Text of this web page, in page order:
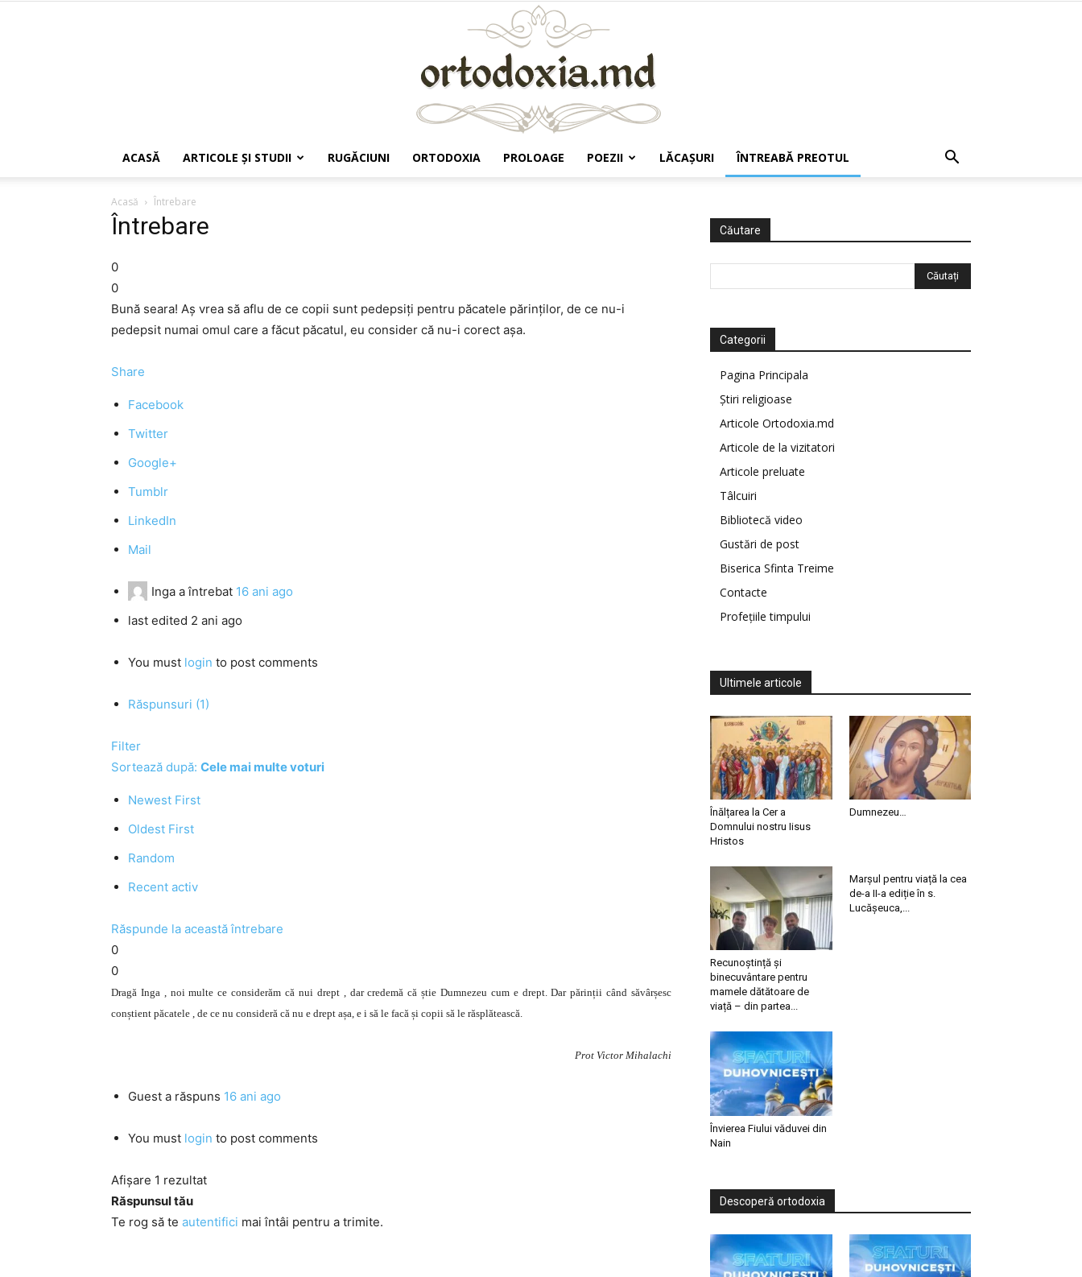
ACASĂ ARTICOLE ŞI STUDII RUGĂCIUNI ORTODOXIA PROLOAGE POEZII LĂCAŞURI ÎNTREABĂ PREOTUL
Acasă Întrebare
Întrebare
0
0
Bună seara! Aş vrea să aflu de ce copii sunt pedepsiţi pentru păcatele părinţilor, de ce nu-i
pedepsit numai omul care a făcut păcatul, eu consider că nu-i corect aşa.
Share
Facebook
Twitter
Google+
Tumblr
LinkedIn
Mail
Inga a întrebat 16 ani ago
last edited 2 ani ago
You must login to post comments
Răspunsuri (1)
Filter
Sortează după: Cele mai multe voturi
Newest First
Oldest First
Random
Recent activ
Răspunde la această întrebare
0
0
Dragă Inga , noi multe ce considerăm că nui drept , dar credemă că știe Dumnezeu cum e drept. Dar părinții când săvârșesc
conștient păcatele , de ce nu consideră că nu e drept așa, e i să le facă și copii să le răsplătească.
Prot Victor Mihalachi
Guest a răspuns 16 ani ago
You must login to post comments
Afișare 1 rezultat
Răspunsul tău
Te rog să te autentifici mai întâi pentru a trimite.
Căutare
Categorii
Pagina Principala
Știri religioase
Articole Ortodoxia.md
Articole de la vizitatori
Articole preluate
Tâlcuiri
Bibliotecă video
Gustări de post
Biserica Sfinta Treime
Contacte
Profețiile timpului
Ultimele articole
Înălțarea la Cer a
Domnului nostru Iisus
Hristos
Dumnezeu…
Recunoștință și
binecuvântare pentru
mamele dătătoare de
viață – din partea...
Marșul pentru viață la cea
de-a II-a ediție în s.
Lucășeuca,...
Învierea Fiului văduvei din
Nain
Descoperă ortodoxia